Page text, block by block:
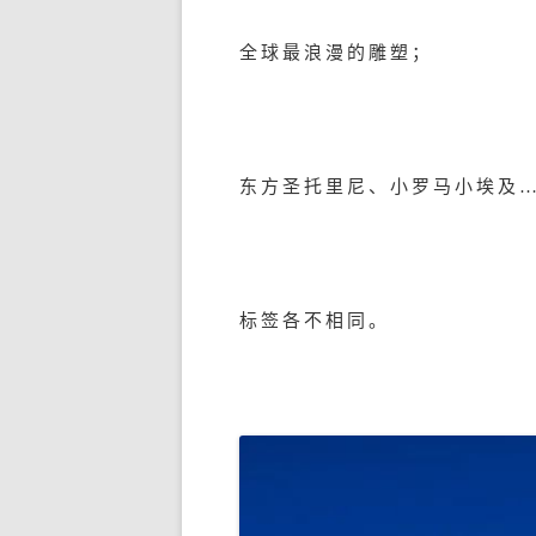
全球最浪漫的雕塑；
东方圣托里尼、小罗马小埃
标签各不相同。